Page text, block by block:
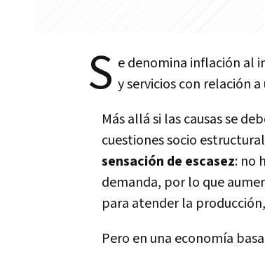
S e denomina inflación al
y servicios con relación
Más allá si las causas se
cuestiones socio
sensación de escasez: no
demanda, por lo que
para atender la
Pero en una economía